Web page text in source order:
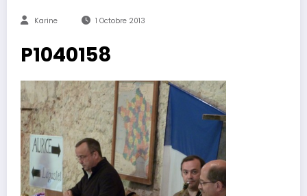
Karine 1 Octobre 2013
P1040158